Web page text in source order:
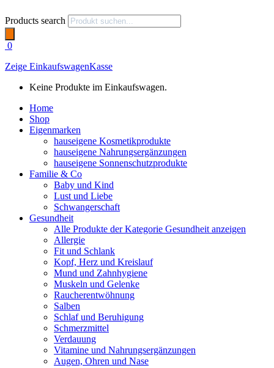
Products search
0
Zeige EinkaufswagenKasse
Keine Produkte im Einkaufswagen.
Home
Shop
Eigenmarken
hauseigene Kosmetikprodukte
hauseigene Nahrungsergänzungen
hauseigene Sonnenschutzprodukte
Familie & Co
Baby und Kind
Lust und Liebe
Schwangerschaft
Gesundheit
Alle Produkte der Kategorie Gesundheit anzeigen
Allergie
Fit und Schlank
Kopf, Herz und Kreislauf
Mund und Zahnhygiene
Muskeln und Gelenke
Raucherentwöhnung
Salben
Schlaf und Beruhigung
Schmerzmittel
Verdauung
Vitamine und Nahrungsergänzungen
Augen, Ohren und Nase